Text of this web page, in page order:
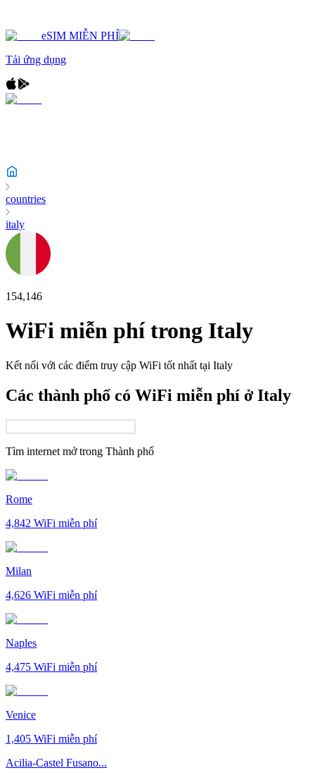
eSIM MIỄN PHÍ
Tải ứng dụng
countries
italy
154,146
WiFi miễn phí trong Italy
Kết nối với các điểm truy cập WiFi tốt nhất tại Italy
Các thành phố có WiFi miễn phí ở Italy
Tìm internet mở trong Thành phố
Rome
4,842 WiFi miễn phí
Milan
4,626 WiFi miễn phí
Naples
4,475 WiFi miễn phí
Venice
1,405 WiFi miễn phí
Acilia-Castel Fusano...